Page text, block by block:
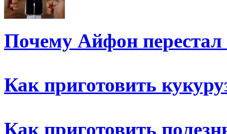
Почему Айфон
Как приготовить
Как приготовить